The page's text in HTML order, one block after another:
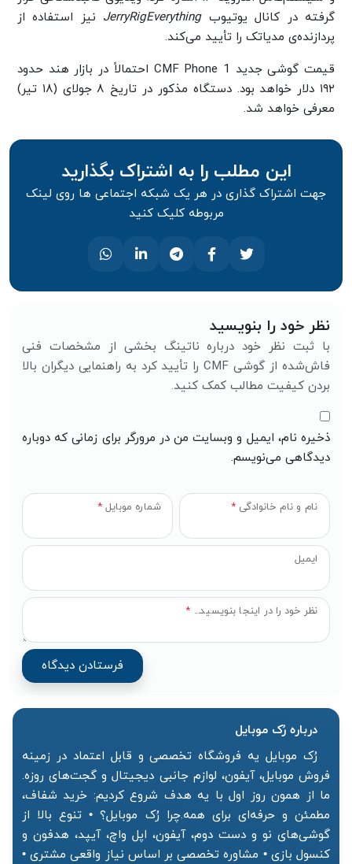
گرفته در کانال یوتیوبJerryRigEverything نیز استفاده از
پردازنده‌ی مدیاتک را تأیید می‌کند.
قیمت گوشی جدید CMF Phone 1 احتمالاً در بازار هند حدود
۱۹۲ دلار خواهد بود. دستگاه مذکور در تاریخ ۸ جولای (۱۸ تیر)
معرفی خواهد شد.
این مطلب را به اشتراک بگذارید
جهت اشتراک گذاری در هر یک شبکه اجتماعی ها روی لینک
مربوطه کلیک کنید
نظر خود را بنویسید
با ثبت نظر خود درباره ناتینگ بخشی از مشخصات فنی
فاش‌شده از گوشی CMF را تأیید کرد به راهنمایی دیگران بالا
بردن کیفیت مطالب کمک کنید.
نظر خود را در اینجا بنویسید... *
نام و نام خانوادگی * شماره موبایل *
ایمیل
ذخیره نام، ایمیل و وبسایت من در مرورگر برای زمانی که دوباره
دیدگاهی می‌نویسم.
درباره رُک‌ موبایل
رُک موبایل یه فروشگاه تخصصی و قابل اعتماد در زمینه
فروش موبایل، آیفون، لوازم جانبی دیجیتال و گجت‌های روزه.
ما از همون روز اول با یه هدف شروع کردیم: خرید شفاف،
مطمئن و حرفه‌ای برای همه.چرا رُک موبایل؟ • تنوع بالا از
گوشی‌های نو و دست دوم، آیفون، اپل واچ، آیپد، هدفون و
کنسول بازی • مشاوره تخصصی بر اساس نیاز واقعی مشتری •